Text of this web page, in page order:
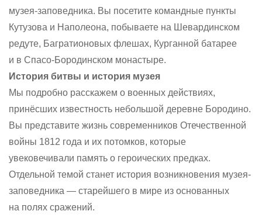
музея-заповедника. Вы посетите командные пункты
Кутузова и Наполеона, побываете на Шевардинском
редуте, Багратионовых флешах, Курганной батарее
и в Спасо-Бородинском монастыре.
История битвы и история музея
Мы подробно расскажем о военных действиях,
принёсших известность небольшой деревне Бородино.
Вы представите жизнь современников Отечественной
войны 1812 года и их потомков, которые
увековечивали память о героических предках.
Отдельной темой станет история возникновения музея-
заповедника — старейшего в мире из основанных
на полях сражений.